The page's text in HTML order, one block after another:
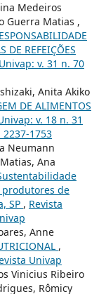
Medeiros
Guerra Matias ,
DE REFEIÇÕES
v. 31 n. 70
Anita Akiko
DE ALIMENTOS
v. 18 n. 31
1753
Neumann
Ana
produtores de
SP , Revista
Anne
,
Univap
Vinicius Ribeiro
Rômicy